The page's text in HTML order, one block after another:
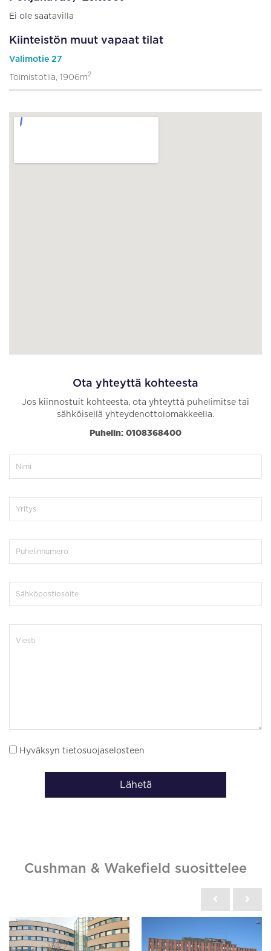
Ei ole saatavilla
Kiinteistön muut vapaat tilat
Valimotie 27
Toimistotila, 1906m2
Ota yhteyttä kohteesta
Jos kiinnostuit kohteesta, ota yhteyttä puhelimitse tai
sähköisellä yhteydenottolomakkeella.
Puhelin: 0108368400
Hyväksyn tietosuojaselosteen
Lähetä
Cushman & Wakefield suosittelee